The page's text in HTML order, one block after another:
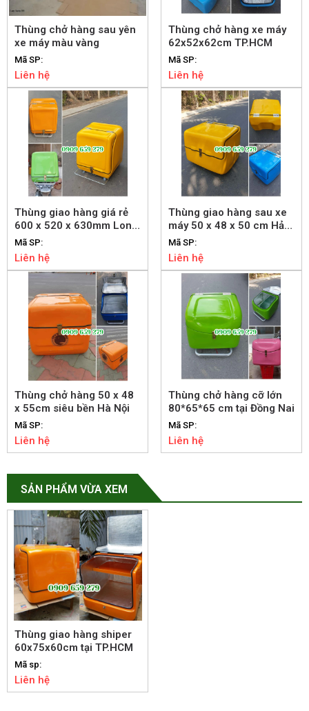
Thùng chở hàng sau yên
xe máy màu vàng
Mã SP:
Liên hệ
Thùng chở hàng xe máy
62x52x62cm TP.HCM
Mã SP:
Liên hệ
Thùng giao hàng giá rẻ
600 x 520 x 630mm Long
An
Mã SP:
Liên hệ
Thùng giao hàng sau xe
máy 50 x 48 x 50 cm Hải
Phòng
Mã SP:
Liên hệ
Thùng chở hàng 50 x 48
x 55cm siêu bền Hà Nội
Mã SP:
Liên hệ
Thùng chở hàng cỡ lớn
80*65*65 cm tại Đồng Nai
Mã SP:
Liên hệ
SẢN PHẨM VỪA XEM
Thùng giao hàng shiper
60x75x60cm tại TP.HCM
Mã sp:
Liên hệ